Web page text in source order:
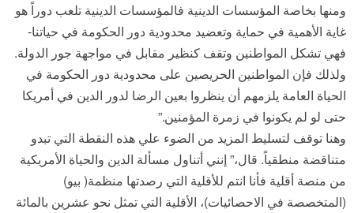
ومنها بخاصة المؤسسات الدينية فالمؤسسات الدينية تلعب دوراً هو
غاية الأهمية في حماية وتعضيد محدودية دور الحكومة في حياتنا-
فهي تشكل المواطنين وتقف كنظير مقابل في مواجهة جور الدولة.
ولذلك فإن المواطنين الحريصين على محدودية دور الحكومة في
الحياة العامة يلزمهم أن ينظروا بعين الرضا لدور الدين في أمريكا
حتى لو لم يكونوا في زمرة المؤمنين.”
وهنا توقف لتسليط المزيد من الضوء علي هذه النقطة التي تبدو
متناقضة منطقياً. قال،” إنني أتناول مسألة الدين والحياة الأمريكية
من منصة أقلية فأنا انتم للأقلية التي رصدتها منظمة( بيو)
(المتخصصة في الاحصائيات)، الأقلية التي تمثل نحو عشرين بالمائة